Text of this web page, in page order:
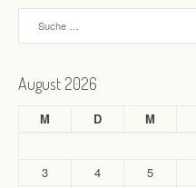
August 2026
M D M
3
4 5